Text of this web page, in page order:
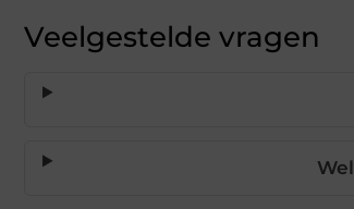
Veelgestelde vragen